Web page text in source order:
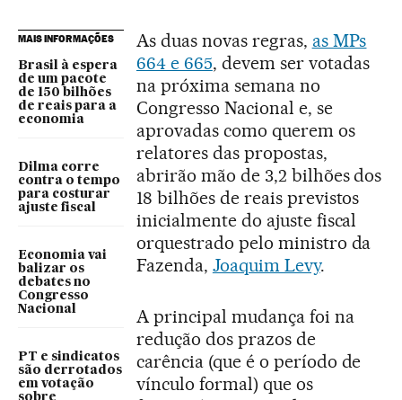
MAIS INFORMAÇÕES
Brasil à espera
de um pacote
de 150 bilhões
de reais para a
economia
Dilma corre
contra o tempo
para costurar
ajuste fiscal
Economia vai
balizar os
debates no
Congresso
Nacional
PT e sindicatos
são derrotados
em votação
sobre
As duas novas regras, as MPs
664 e 665, devem ser votadas
na próxima semana no
Congresso Nacional e, se
aprovadas como querem os
relatores das propostas,
abrirão mão de 3,2 bilhões dos
18 bilhões de reais previstos
inicialmente do ajuste fiscal
orquestrado pelo ministro da
Fazenda, Joaquim Levy.
A principal mudança foi na
redução dos prazos de
carência (que é o período de
vínculo formal) que os